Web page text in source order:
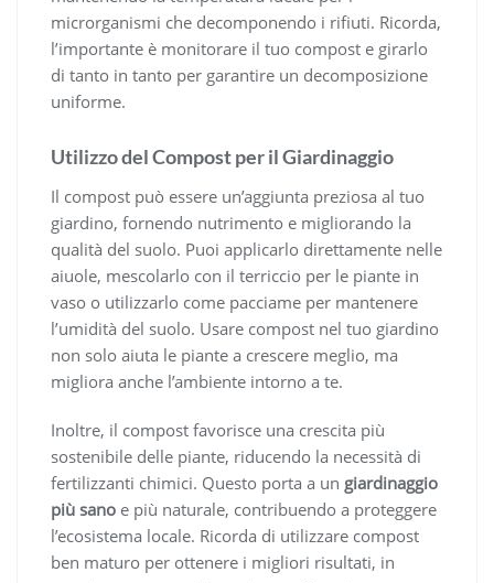
microrganismi che decomponendo i rifiuti. Ricorda,
l’importante è monitorare il tuo compost e girarlo
di tanto in tanto per garantire un decomposizione
uniforme.
Utilizzo del Compost per il Giardinaggio
Il compost può essere un’aggiunta preziosa al tuo
giardino, fornendo nutrimento e migliorando la
qualità del suolo. Puoi applicarlo direttamente nelle
aiuole, mescolarlo con il terriccio per le piante in
vaso o utilizzarlo come pacciame per mantenere
l’umidità del suolo. Usare compost nel tuo giardino
non solo aiuta le piante a crescere meglio, ma
migliora anche l’ambiente intorno a te.
Inoltre, il compost favorisce una crescita più
sostenibile delle piante, riducendo la necessità di
fertilizzanti chimici. Questo porta a un giardinaggio
più sano e più naturale, contribuendo a proteggere
l’ecosistema locale. Ricorda di utilizzare compost
ben maturo per ottenere i migliori risultati, in